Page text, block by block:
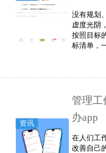
没有规划
虚度光阴
按照目标
标清单，
资讯
管理工
办app
在人们工
改善自己